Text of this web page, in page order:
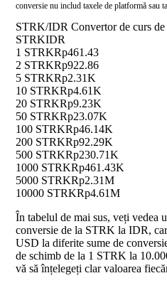
conversie nu includ taxele de platformă sau
STRK/IDR Convertor de curs de
STRKIDR
1 STRKRp461.43
2 STRKRp922.86
5 STRKRp2.31K
10 STRKRp4.61K
20 STRKRp9.23K
50 STRKRp23.07K
100 STRKRp46.14K
200 STRKRp92.29K
500 STRKRp230.71K
1000 STRKRp461.43K
5000 STRKRp2.31M
10000 STRKRp4.61M
În tabelul de mai sus, veți vedea
conversie de la STRK la IDR,
USD la diferite sume de
de schimb de la 1 STRK la
vă să înțelegeți clar valoarea